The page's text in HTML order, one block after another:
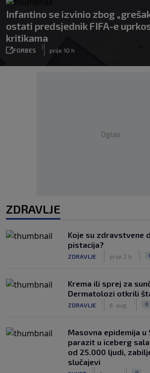
Infantino se izvinio zbog
ostati predsjednik FIFA-e
kritikama
FORBES
|
prije 10 h
Oglas
ZDRAVLJE
Koje su zdravstvene
pistacija?
ZDRAVLJE prije 2 h
Krema ili sprej za
Dermatolozi otkrili
ZDRAVLJE 6. aug. 0
Masovna epidemija u
parazit u iceberg
od 25.000 ljudi,
slučajevi